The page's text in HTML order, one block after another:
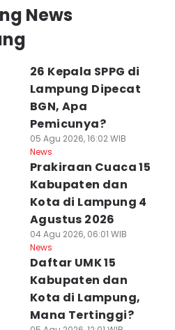
News
26 Kepala SPPG di
Lampung Dipecat
BGN, Apa
Pemicunya?
05 Agu 2026, 16:02 WIB
News
Prakiraan Cuaca 15
Kabupaten dan
Kota di Lampung 4
Agustus 2026
04 Agu 2026, 06:01 WIB
News
Daftar UMK 15
Kabupaten dan
Kota di Lampung,
Mana Tertinggi?